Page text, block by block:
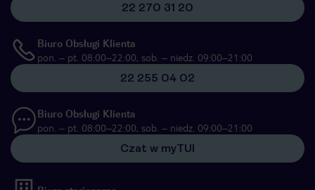
22 270 31 20
Biuro Obsługi Klienta
pon. – pt. 08:00–22:00, sob. – niedz. 09:00–21:00
22 255 04 02
Biuro Obsługi Klienta
pon. – pt. 08:00–22:00, sob. – niedz. 09:00–21:00
Czat w myTUI